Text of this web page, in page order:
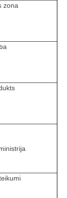
zona